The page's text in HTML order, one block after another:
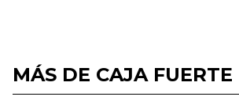
MÁS DE CAJA FUERTE